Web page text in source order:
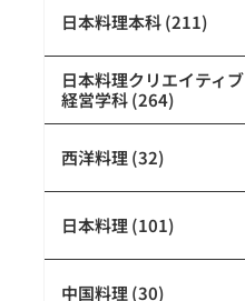
日本料理本科 (211)
日本料理クリエイティブ
経営学科 (264)
西洋料理 (32)
日本料理 (101)
中国料理 (30)